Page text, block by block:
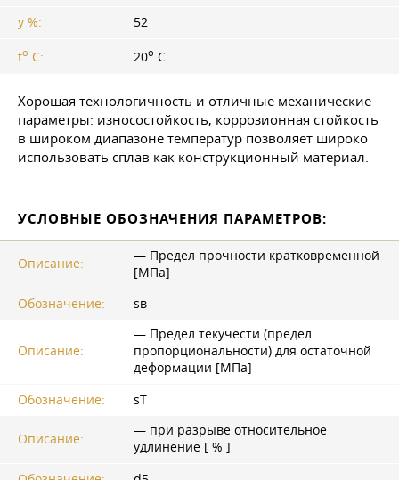
y %: 52
to C: 20o C
Хорошая технологичность и отличные механические
параметры: износостойкость, коррозионная стойкость
в широком диапазоне температур позволяет широко
использовать сплав как конструкционный материал.
УСЛОВНЫЕ ОБОЗНАЧЕНИЯ ПАРАМЕТРОВ:
Описание:
— Предел прочности кратковременной
[МПа]
Обозначение:
sв
Описание:
— Предел текучести (предел
пропорциональности) для остаточной
деформации [МПа]
Обозначение:
sT
Описание:
— при разрыве относительное
удлинение [ % ]